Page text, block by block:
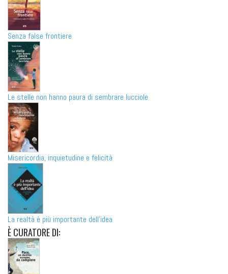
Senza false frontiere
Le stelle non hanno paura di sembrare lucciole
Misericordia, inquietudine e felicità
La realtà è più importante dell'idea
ÈCURATORE DI: